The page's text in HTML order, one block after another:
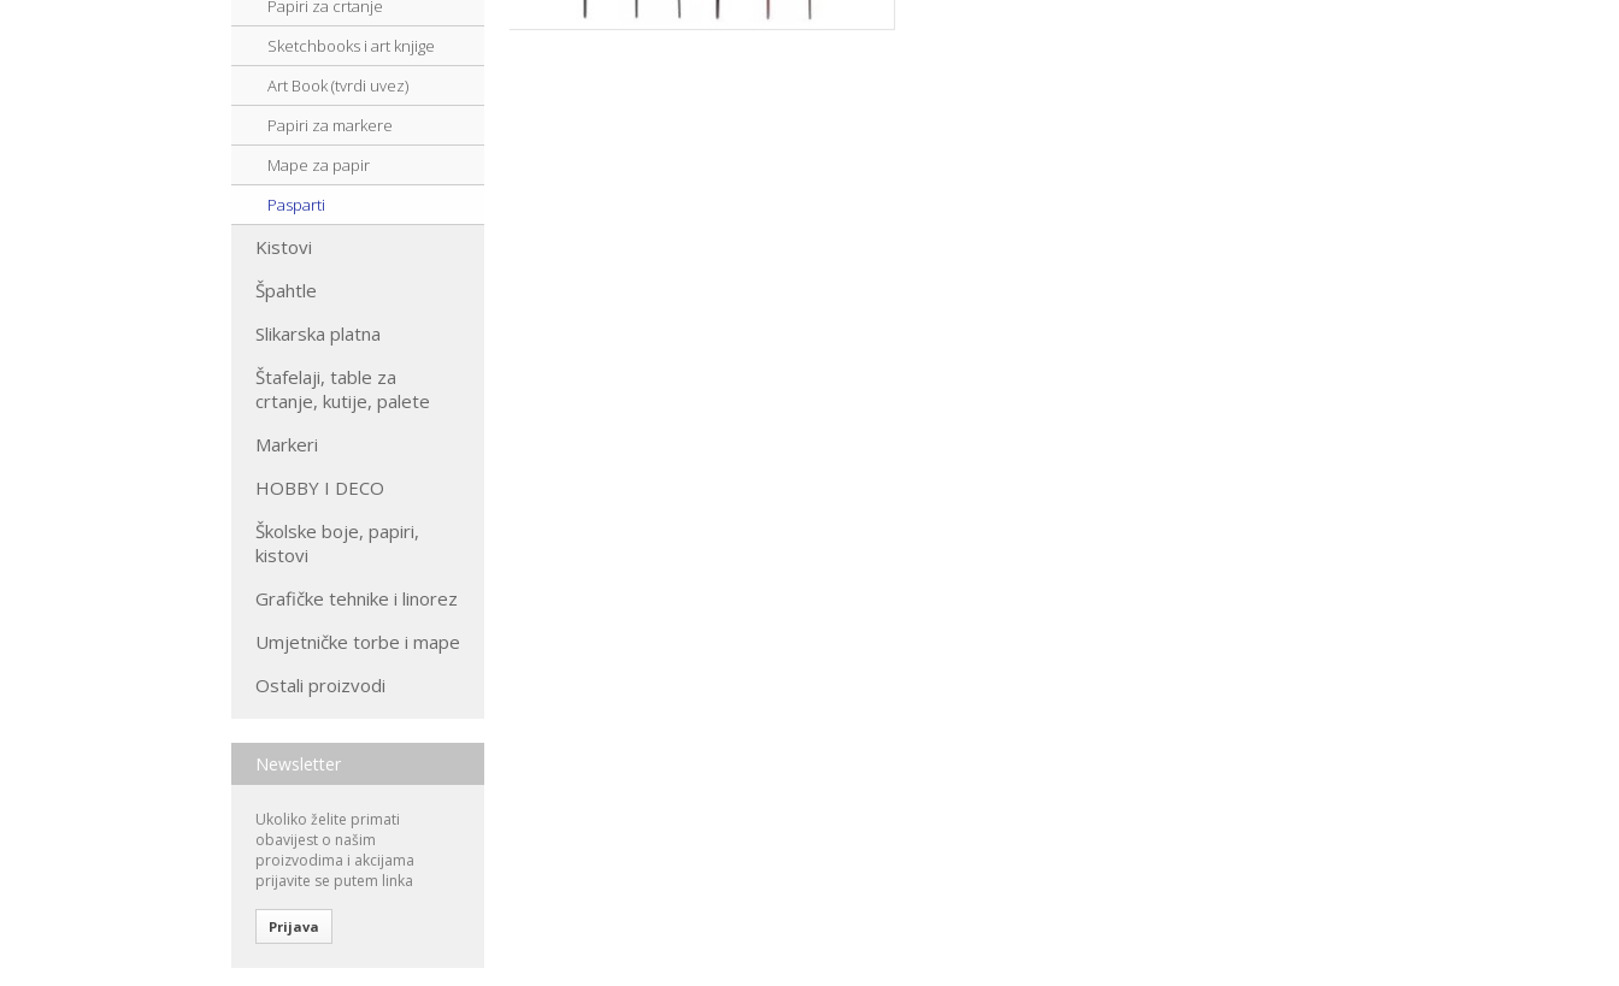
Papiri za crtanje
Sketchbooks i art knjige
Art Book (tvrdi uvez)
Papiri za markere
Mape za papir
Pasparti
Kistovi
Špahtle
Slikarska platna
Štafelaji, table za
crtanje, kutije, palete
Markeri
HOBBY I DECO
Školske boje, papiri,
kistovi
Grafičke tehnike i linorez
Umjetničke torbe i mape
Ostali proizvodi
Newsletter
Ukoliko želite primati
obavijest o našim
proizvodima i akcijama
prijavite se putem linka
Prijava